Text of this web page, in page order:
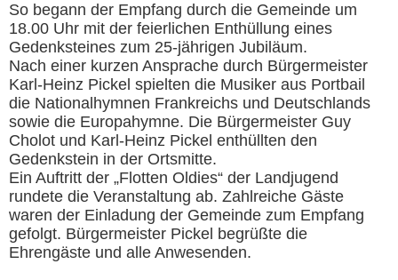
So begann der Empfang durch die Gemeinde um
18.00 Uhr mit der feierlichen Enthüllung eines
Gedenksteines zum 25-jährigen Jubiläum.
Nach einer kurzen Ansprache durch Bürgermeister
Karl-Heinz Pickel spielten die Musiker aus Portbail
die Nationalhymnen Frankreichs und Deutschlands
sowie die Europahymne. Die Bürgermeister Guy
Cholot und Karl-Heinz Pickel enthüllten den
Gedenkstein in der Ortsmitte.
Ein Auftritt der „Flotten Oldies“ der Landjugend
rundete die Veranstaltung ab. Zahlreiche Gäste
waren der Einladung der Gemeinde zum Empfang
gefolgt. Bürgermeister Pickel begrüßte die
Ehrengäste und alle Anwesenden.